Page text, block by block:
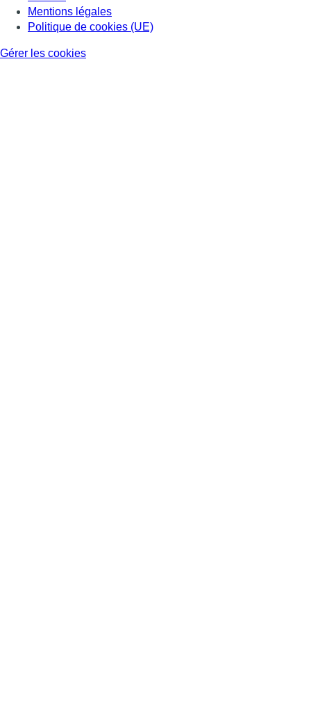
Mentions légales
Politique de cookies (UE)
Gérer les cookies